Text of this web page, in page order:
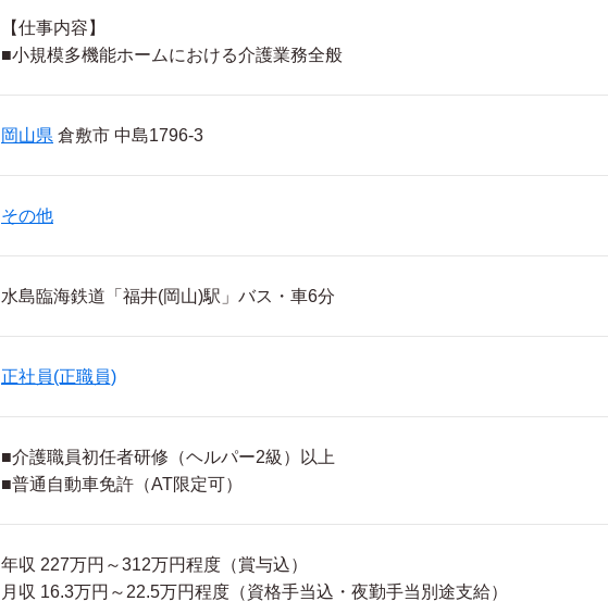
【仕事内容】
■小規模多機能ホームにおける介護業務全般
岡山県 倉敷市 中島1796-3
その他
水島臨海鉄道「福井(岡山)駅」バス・車6分
正社員(正職員)
■介護職員初任者研修（ヘルパー2級）以上
■普通自動車免許（AT限定可）
年収 227万円～312万円程度（賞与込）
月収 16.3万円～22.5万円程度（資格手当込・夜勤手当別途支給）